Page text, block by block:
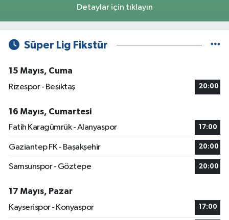
Detaylar için tıklayın
Süper Lig Fikstür
15 Mayıs, Cuma
Rizespor - Beşiktaş
20:00
16 Mayıs, Cumartesi
Fatih Karagümrük - Alanyaspor
17:00
Gaziantep FK - Başakşehir 20:00
Samsunspor - Göztepe 20:00
17 Mayıs, Pazar
Kayserispor - Konyaspor
17:00